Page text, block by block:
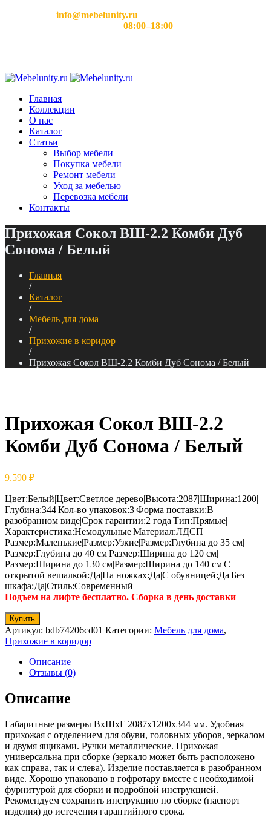
info@mebelunity.ru
08:00–18:00
Главная
Коллекции
О нас
Каталог
Статьи
Выбор мебели
Покупка мебели
Ремонт мебели
Уход за мебелью
Перевозка мебели
Контакты
Прихожая Сокол ВШ-2.2 Комби Дуб
Сонома / Белый
Главная
/
Каталог
/
Мебель для дома
/
Прихожие в коридор
/
Прихожая Сокол ВШ-2.2 Комби Дуб Сонома / Белый
Прихожая Сокол ВШ-2.2
Комби Дуб Сонома / Белый
9.590 ₽
Цвет:Белый|Цвет:Светлое дерево|Высота:2087|Ширина:1200|
Глубина:344|Кол-во упаковок:3|Форма поставки:В
разобранном виде|Срок гарантии:2 года|Тип:Прямые|
Характеристика:Немодульные|Материал:ЛДСП|
Размер:Маленькие|Размер:Узкие|Размер:Глубина до 35 см|
Размер:Глубина до 40 см|Размер:Ширина до 120 см|
Размер:Ширина до 130 см|Размер:Ширина до 140 см|С
открытой вешалкой:Да|На ножках:Да|С обувницей:Да|Без
шкафа:Да|Стиль:Современный
Подъем на лифте бесплатно. Сборка в день доставки
Купить
Артикул: bdb74206cd01 Категории: Мебель для дома,
Прихожие в коридор
Описание
Отзывы (0)
Описание
Габаритные размеры ВхШхГ 2087x1200x344 мм. Удобная
прихожая с отделением для обуви, головных уборов, зеркалом
и двумя ящиками. Ручки металлические. Прихожая
универсальна при сборке (зеркало может быть расположено
как справа, так и слева). Изделие поставляется в разобранном
виде. Хорошо упаковано в гофротару вместе с необходимой
фурнитурой для сборки и подробной инструкцией.
Рекомендуем сохранить инструкцию по сборке (паспорт
изделия) до истечения гарантийного срока.